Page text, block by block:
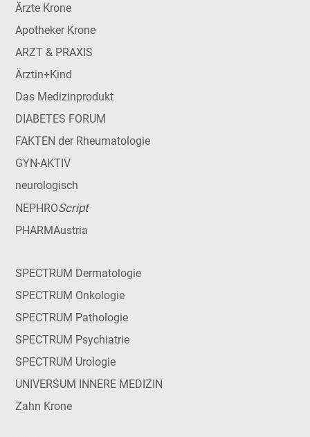
Ärzte Krone
Apotheker Krone
ARZT & PRAXIS
Ärztin+Kind
Das Medizinprodukt
DIABETES FORUM
FAKTEN der Rheumatologie
GYN-AKTIV
neurologisch
NEPHROScript
PHARMAustria
SPECTRUM Dermatologie
SPECTRUM Onkologie
SPECTRUM Pathologie
SPECTRUM Psychiatrie
SPECTRUM Urologie
UNIVERSUM INNERE MEDIZIN
Zahn Krone